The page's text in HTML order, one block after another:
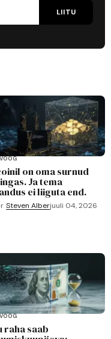
LIITU
on oma surnud
Ja tema
ei liiguta end.
Steven Alberjuuli 04, 2026
raha saab